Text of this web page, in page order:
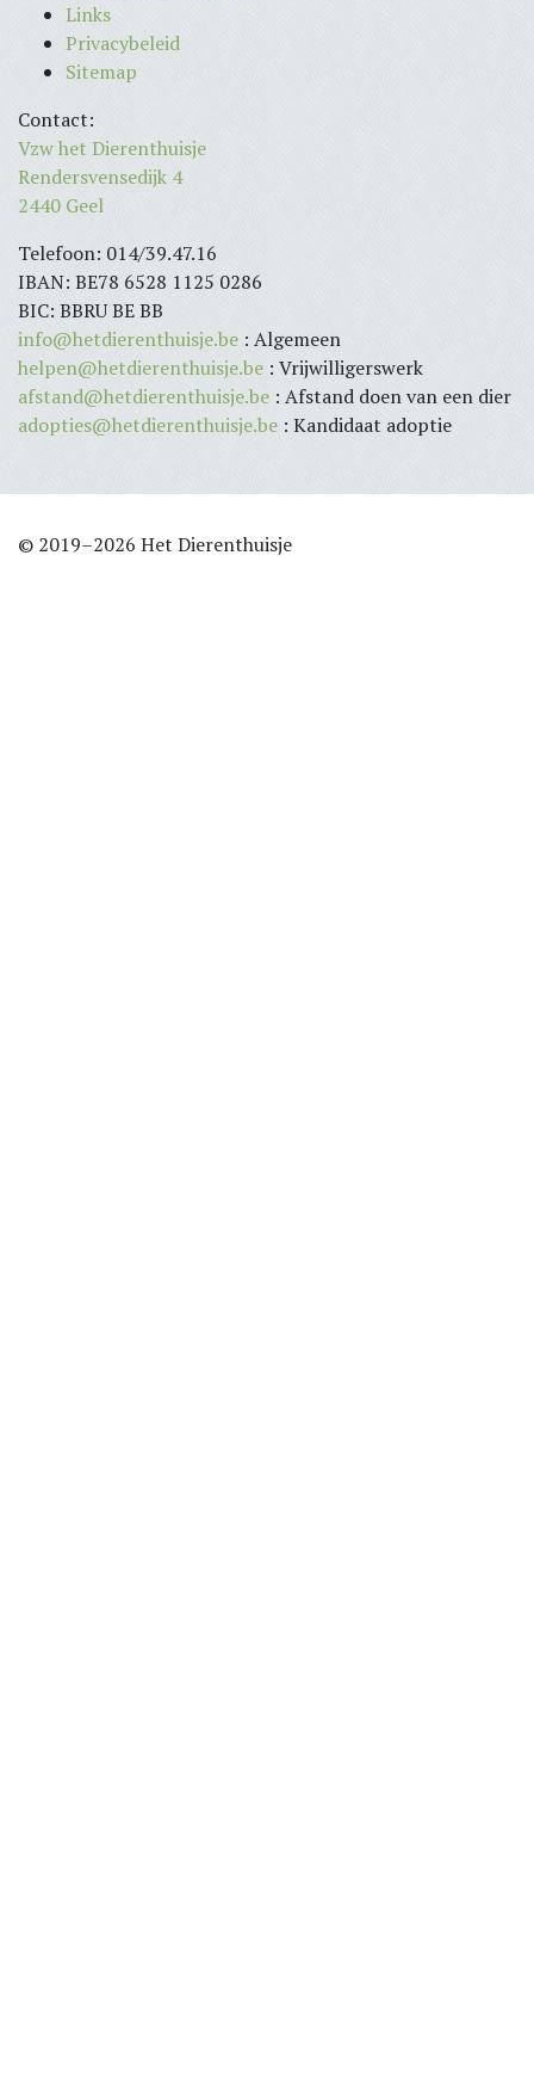
Links
Privacybeleid
Sitemap
Contact:
Vzw het Dierenthuisje
Rendersvensedijk 4
2440 Geel
Telefoon: 014/39.47.16
IBAN: BE78 6528 1125 0286
BIC: BBRU BE BB
info@hetdierenthuisje.be : Algemeen
helpen@hetdierenthuisje.be : Vrijwilligerswerk
afstand@hetdierenthuisje.be : Afstand doen van een dier
adopties@hetdierenthuisje.be : Kandidaat adoptie
© 2019–2026 Het Dierenthuisje